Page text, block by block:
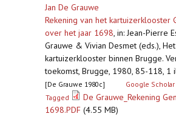
Jan De Grauwe
Rekening van het kartuizerklooster
over het jaar 1698, in: Jean-Pierre
Grauwe & Vivian Desmet (eds.), Het
kartuizerklooster binnen Brugge.
toekomst, Brugge, 1980, 85-118, 1
[De Grauwe 1980c] Google Scholar
Tagged
De Grauwe_Rekening
1698.PDF (4.55 MB)